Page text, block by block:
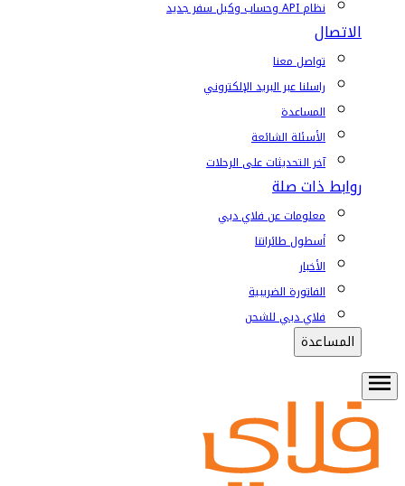
نظام API وحساب وكيل سفر جديد
الاتصال
تواصل معنا
راسلنا عبر البريد الإلكتروني
المساعدة
الأسئلة الشائعة
آخر التحديثات على الرحلات
روابط ذات صلة
معلومات عن فلاي دبي
أسطول طائراتنا
الأخبار
الفاتورة الضريبية
فلاي دبي للشحن
المساعدة